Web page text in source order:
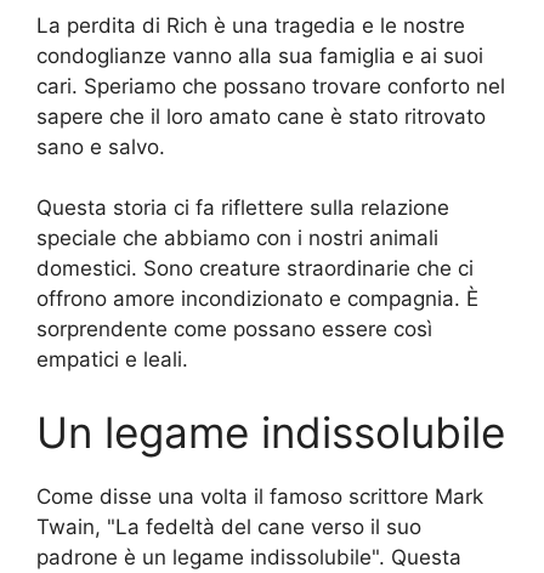
La perdita di Rich è una tragedia e le nostre
condoglianze vanno alla sua famiglia e ai suoi
cari. Speriamo che possano trovare conforto nel
sapere che il loro amato cane è stato ritrovato
sano e salvo.
Questa storia ci fa riflettere sulla relazione
speciale che abbiamo con i nostri animali
domestici. Sono creature straordinarie che ci
offrono amore incondizionato e compagnia. È
sorprendente come possano essere così
empatici e leali.
Un legame indissolubile
Come disse una volta il famoso scrittore Mark
Twain, "La fedeltà del cane verso il suo
padrone è un legame indissolubile". Questa